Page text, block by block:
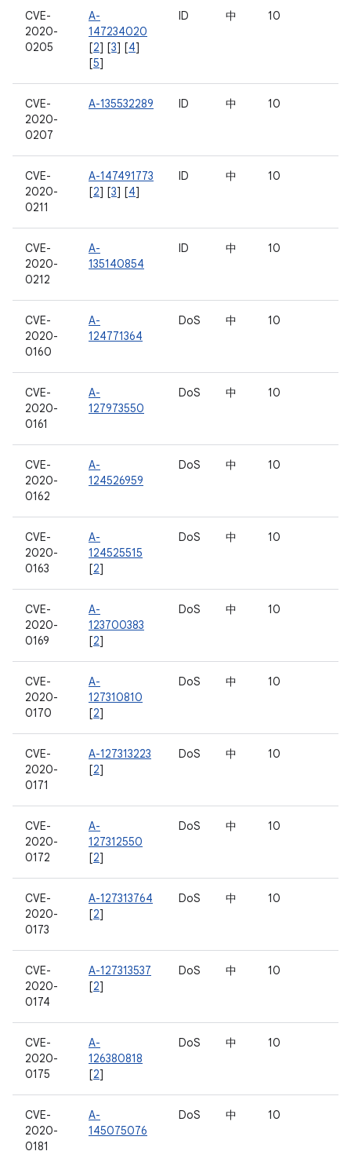
CVE-
2020-
0205
A-
147234020
[2] [3] [4]
[5]
ID 中 10
CVE-
2020-
0207
A-135532289 ID 中 10
CVE-
2020-
0211
A-147491773
[2] [3] [4]
ID 中 10
CVE-
2020-
0212
A-
135140854
ID 中 10
CVE-
2020-
0160
A-
124771364
DoS 中 10
CVE-
2020-
0161
A-
127973550
DoS 中 10
CVE-
2020-
0162
A-
124526959
DoS 中 10
CVE-
2020-
0163
A-
124525515
[2]
DoS 中 10
CVE-
2020-
0169
A-
123700383
[2]
DoS 中 10
CVE-
2020-
0170
A-
127310810
[2]
DoS 中 10
CVE-
2020-
0171
A-127313223
[2]
DoS 中 10
CVE-
2020-
0172
A-
127312550
[2]
DoS 中 10
CVE-
2020-
0173
A-127313764
[2]
DoS 中 10
CVE-
2020-
0174
A-127313537
[2]
DoS 中 10
CVE-
2020-
0175
A-
126380818
[2]
DoS 中 10
CVE-
2020-
0181
A-
145075076
DoS 中 10